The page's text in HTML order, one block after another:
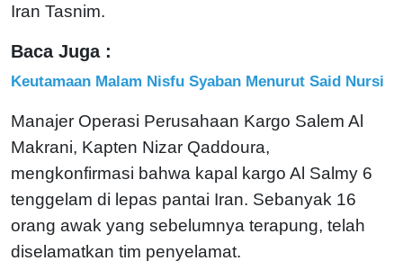
Iran Tasnim.
Baca Juga :
Keutamaan Malam Nisfu Syaban Menurut Said Nursi
Manajer Operasi Perusahaan Kargo Salem Al
Makrani, Kapten Nizar Qaddoura,
mengkonfirmasi bahwa kapal kargo Al Salmy 6
tenggelam di lepas pantai Iran. Sebanyak 16
orang awak yang sebelumnya terapung, telah
diselamatkan tim penyelamat.